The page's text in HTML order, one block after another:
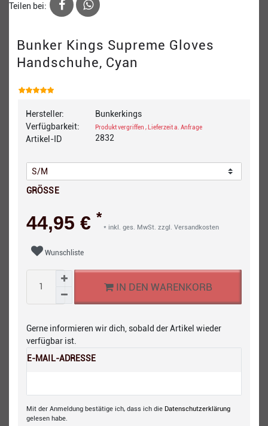
Teilen bei:
Bunker Kings Supreme Gloves
Handschuhe, Cyan
Hersteller:
Verfügbarkeit:
Artikel-ID
Bunkerkings
Produkt vergriffen , Lieferzeit a. Anfrage
2832
GRÖSSE
44,95 € *
* inkl. ges. MwSt. zzgl. Versandkosten
Wunschliste
IN DEN WARENKORB
Gerne informieren wir dich, sobald der Artikel wieder
verfügbar ist.
E-MAIL-ADRESSE
Mit der Anmeldung bestätige ich, dass ich die Daten­schutz­erklärung
gelesen habe.